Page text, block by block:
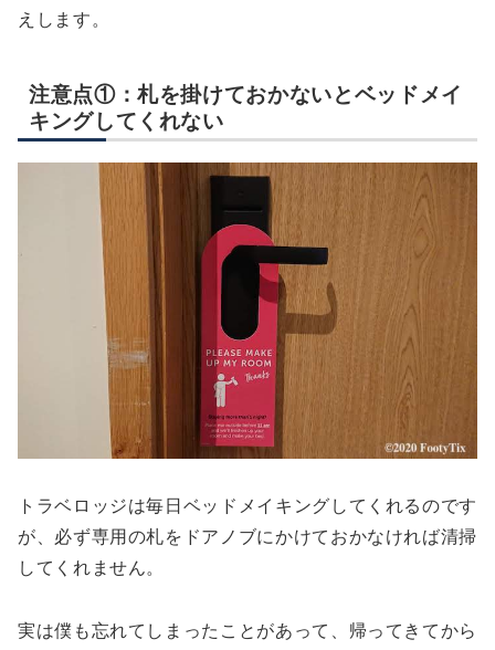
えします。
注意点①：札を掛けておかないとベッドメイ
キングしてくれない
トラベロッジは毎日ベッドメイキングしてくれるのです
が、必ず専用の札をドアノブにかけておかなければ清掃
してくれません。
実は僕も忘れてしまったことがあって、帰ってきてから